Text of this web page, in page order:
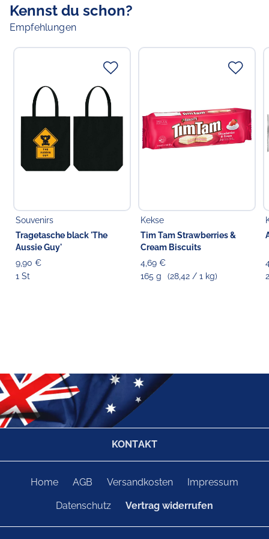
Kennst du schon?
Empfehlungen
Souvenirs
Tragetasche black 'The
Aussie Guy'
9,90 €
1 St
Kekse
Tim Tam Strawberries &
Cream Biscuits
4,69 €
165 g
(28,42 / 1 kg)
KONTAKT
Home AGB Versandkosten Impressum
Datenschutz Vertrag widerrufen